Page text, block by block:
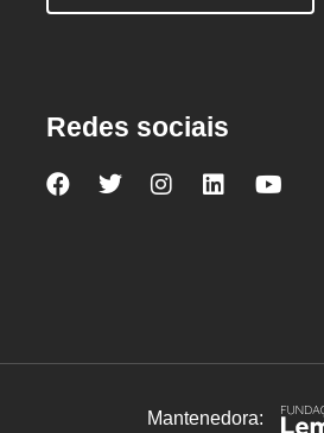
Redes sociais
NovaNova Nova NovaNova
Mantenedora: